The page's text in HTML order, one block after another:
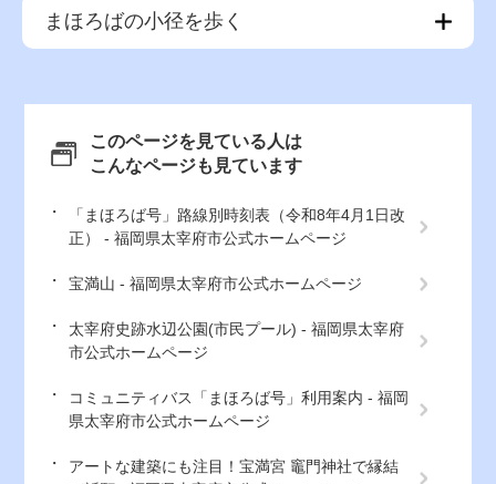
まほろばの小径を歩く
このページを見ている人は
こんなページも見ています
「まほろば号」路線別時刻表（令和8年4月1日改
正） - 福岡県太宰府市公式ホームページ
宝満山 - 福岡県太宰府市公式ホームページ
太宰府史跡水辺公園(市民プール) - 福岡県太宰府
市公式ホームページ
コミュニティバス「まほろば号」利用案内 - 福岡
県太宰府市公式ホームページ
アートな建築にも注目！宝満宮 竈門神社で縁結